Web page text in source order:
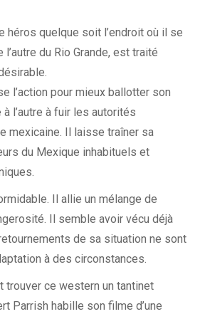
héros quelque soit l’endroit où il se
l’autre du Rio Grande, est traité
l’action pour mieux ballotter son
à l’autre à fuir les autorités
mexicaine. Il laisse traîner sa
du Mexique inhabituels et
Il allie un mélange de
Il semble avoir vécu déjà
de sa situation ne sont
à des circonstances.
trouver ce western un tantinet
Parrish habille son filme d’une